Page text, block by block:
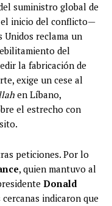
suministro global de
inicio del conflicto—
Unidos reclama un
del
la fabricación de
exige un cese al
en Líbano,
el estrecho con
peticiones. Por lo
, quien mantuvo al
Donald
indicaron que